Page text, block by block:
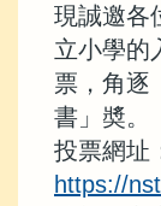
現誠邀各
立小學的
票，角逐
書」奬。
投票網址
https://